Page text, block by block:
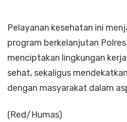
Pelayanan kesehatan ini
program berkelanjutan
menciptakan lingkungan
sehat, sekaligus
dengan masyarakat dalam
(Red/Humas)